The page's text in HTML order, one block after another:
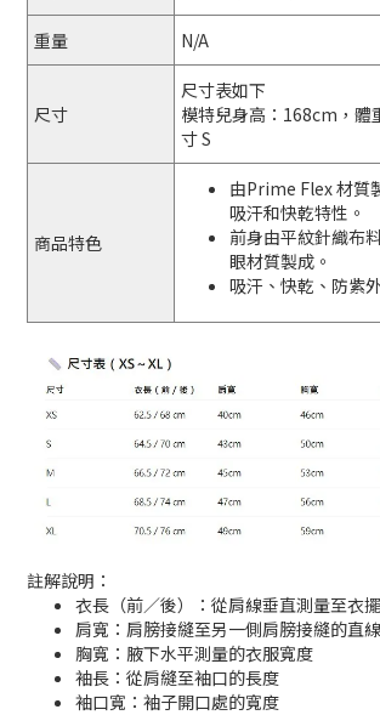
重量 N/A
尺寸
尺寸表如下
模特兒身高：168cm，體
寸 S
商品特色
由Prime Flex 材質
吸汗和快乾特性。
前身由平紋針織布
眼材質製成。
吸汗、快乾、防紫
註解說明：
衣長（前／後）：從肩線垂直測量至衣
肩寬：肩膀接縫至另一側肩膀接縫的直
胸寬：腋下水平測量的衣服寬度
袖長：從肩縫至袖口的長度
袖口寬：袖子開口處的寬度